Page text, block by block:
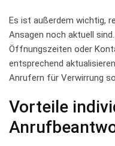
Es ist außerdem wichtig,
Ansagen ‍noch ⁣aktuell
Öffnungszeiten oder
entsprechend
Anrufern​ für Verwirrung
Vorteile